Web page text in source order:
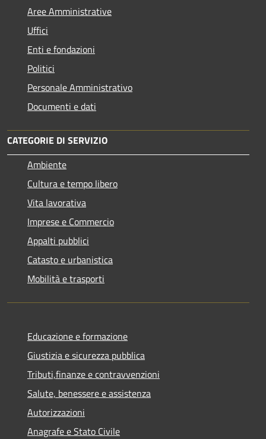
Aree Amministrative
Uffici
Enti e fondazioni
Politici
Personale Amministrativo
Documenti e dati
CATEGORIE DI SERVIZIO
Ambiente
Cultura e tempo libero
Vita lavorativa
Imprese e Commercio
Appalti pubblici
Catasto e urbanistica
Mobilità e trasporti
Educazione e formazione
Giustizia e sicurezza pubblica
Tributi,finanze e contravvenzioni
Salute, benessere e assistenza
Autorizzazioni
Anagrafe e Stato Civile